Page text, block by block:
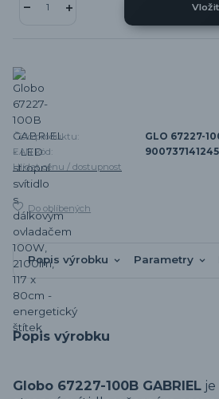
Číslo produktu:
GLO 67227-
EAN kód:
Hlídat cenu / dostupnost
Do oblíbených
Popis výrobku Parametry
Popis výrobku
Globo 67227-100B GABRIEL